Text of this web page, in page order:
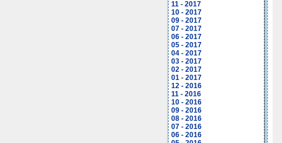
11 - 2017
10 - 2017
09 - 2017
07 - 2017
06 - 2017
05 - 2017
04 - 2017
03 - 2017
02 - 2017
01 - 2017
12 - 2016
11 - 2016
10 - 2016
09 - 2016
08 - 2016
07 - 2016
06 - 2016